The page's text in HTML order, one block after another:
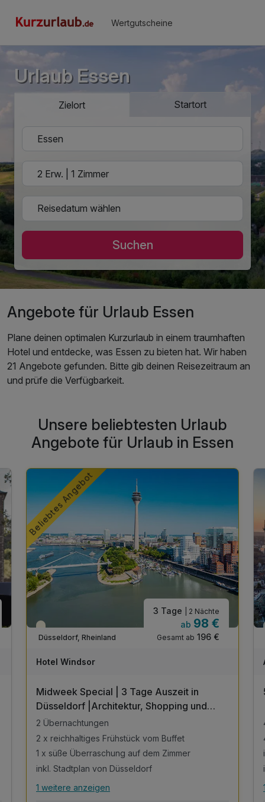
Wertgutscheine
Urlaub Essen
Zielort Startort
Suchen
Angebote für Urlaub Essen
Plane deinen optimalen Kurzurlaub in einem traumhaften
Hotel und entdecke, was Essen zu bieten hat. Wir haben
21 Angebote gefunden. Bitte gib deinen Reisezeitraum an
und prüfe die Verfügbarkeit.
Unsere beliebtesten Urlaub
Angebote für Urlaub in Essen
Beliebtes Angebot
Teilweise ausgelastet
Düsseldorf, Rheinland
3 Tage | 2 Nächte
ab 98 €
Gesamt ab 196 €
Hotel Windsor
Midweek Special | 3 Tage Auszeit in
Düsseldorf |Architektur, Shopping und
Kultur
2 Übernachtungen
2 x reichhaltiges Frühstück vom Buffet
1 x süße Überraschung auf dem Zimmer
inkl. Stadtplan von Düsseldorf
Alle Inklusivleistungen
1 weitere anzeigen